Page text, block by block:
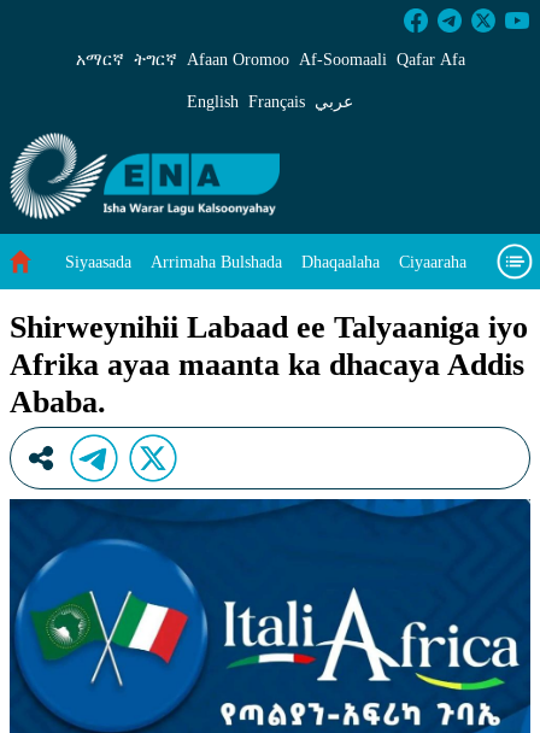
Shirweynihii Labaad ee Talyaaniga iyo Afrika
አማርኛ ትግርኛ Afaan Oromoo Af‑Soomaali Qafar Afa
English Français عربي
Siyaasada Arrimaha Bulshada Dhaqaalaha Ciyaaraha
Wararka Caalamka Qodobada Tilmaamaha Muuqaalo
Shirweynihii Labaad ee Talyaaniga iyo
Afrika ayaa maanta ka dhacaya Addis
Ababa.